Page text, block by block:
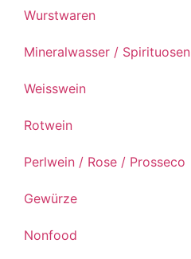
Wurstwaren
Mineralwasser / Spirituosen
Weisswein
Rotwein
Perlwein / Rose / Prosseco
Gewürze
Nonfood